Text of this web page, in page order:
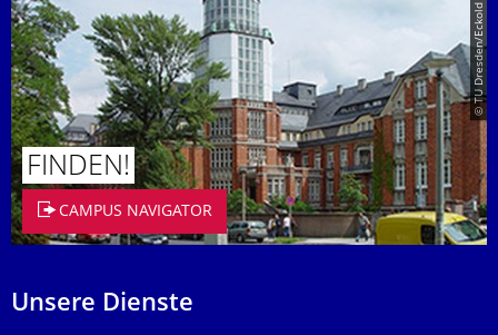
© TU Dresden/Eckold
FINDEN!
CAMPUS NAVIGATOR
Unsere Dienste